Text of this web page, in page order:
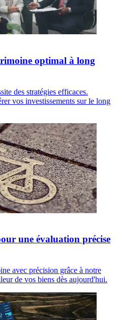
optimal à long
des stratégies efficaces.
vos investissements sur le long
une évaluation précise
avec précision grâce à notre
de vos biens dès aujourd'hui.